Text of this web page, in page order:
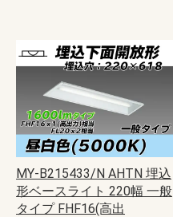
MY-B215433/N AHTN 埋込
形ベースライト 220幅 一般
タイプ FHF16(高出